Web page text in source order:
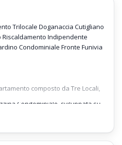
Trilocale Doganaccia Cutigliano
Riscaldamento Indipendente
Condominiale Fronte Funivia
composto da Tre Locali,
Condominiale, sviluppata su